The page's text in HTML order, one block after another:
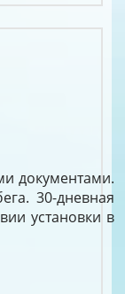
документами.
30-дневная
установки в